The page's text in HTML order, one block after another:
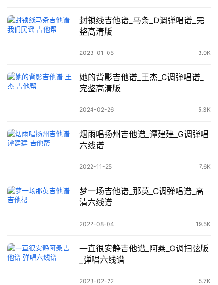
封锁线吉他谱_马条_D调弹唱谱_完
整高清版
2023-01-05 3.9K
她的背影吉他谱_王杰_C调弹唱谱_
完整高清版
2024-02-26 5.3K
烟雨唱扬州吉他谱_谭建建_G调弹唱
六线谱
2022-11-25 7.6K
梦一场吉他谱_那英_C调弹唱谱_高
清六线谱
2022-08-04 19.5K
一直很安静吉他谱_阿桑_G调扫弦版
_弹唱六线谱
2023-02-22 5.7K